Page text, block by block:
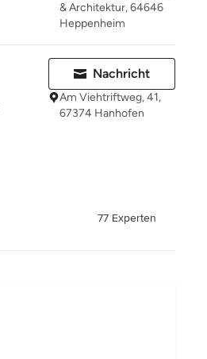
& Architektur, 64646
Heppenheim
Nachricht
Am Viehtriftweg, 41,
67374 Hanhofen
77 Experten